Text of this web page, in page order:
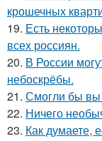
крошечных
19. Есть
всех россиян.
20. В России
небоскрёбы.
21. Смогли бы вы
22. Ничего
23. Как думаете,